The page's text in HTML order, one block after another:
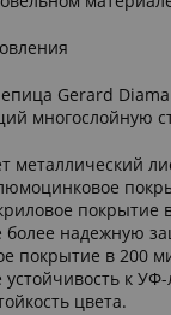
Gerard
многослойную
металлический
покрытие
надежную
покрытие в 200
к
цвета.